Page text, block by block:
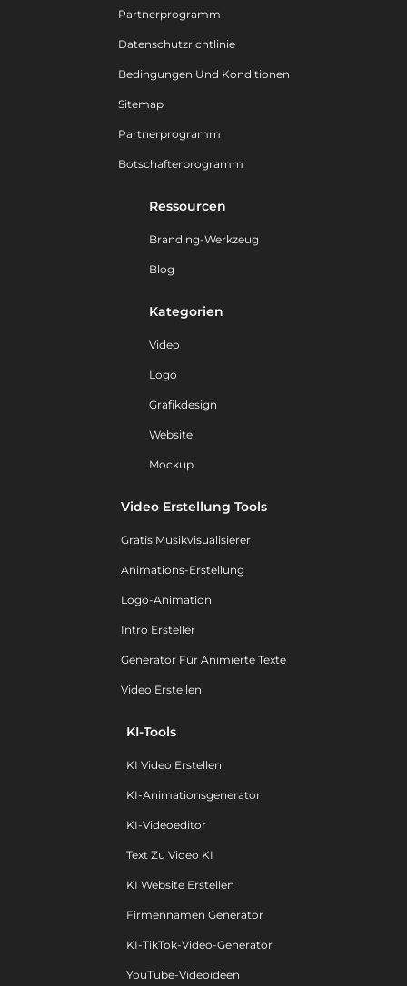
Partnerprogramm
Datenschutzrichtlinie
Bedingungen Und Konditionen
Sitemap
Partnerprogramm
Botschafterprogramm
Ressourcen
Branding-Werkzeug
Blog
Kategorien
Video
Logo
Grafikdesign
Website
Mockup
Video Erstellung Tools
Gratis Musikvisualisierer
Animations-Erstellung
Logo-Animation
Intro Ersteller
Generator Für Animierte Texte
Video Erstellen
KI-Tools
KI Video Erstellen
KI-Animationsgenerator
KI-Videoeditor
Text Zu Video KI
KI Website Erstellen
Firmennamen Generator
KI-TikTok-Video-Generator
YouTube-Videoideen